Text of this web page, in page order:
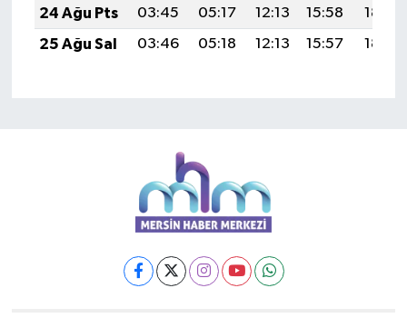
24 Ağu Pts
03:45 05:17 12:13 15:58
18:59
25 Ağu Sal
03:46 05:18 12:13 15:57 18:57